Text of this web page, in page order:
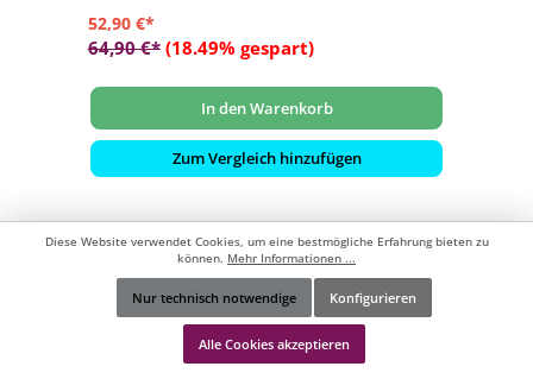
52,90 €*
64,90 €* (18.49% gespart)
In den Warenkorb
Zum Vergleich hinzufügen
Werkzeugleiste anzeigen
Diese Website verwendet Cookies, um eine bestmögliche Erfahrung bieten zu
können. Mehr Informationen ...
Nur technisch notwendige Konfigurieren
Alle Cookies akzeptieren